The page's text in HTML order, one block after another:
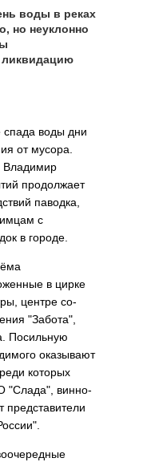
воды в реках
но неуклонно
ликвидацию
воды дни
от мусора.
Владимир
продолжает
паводка,
с
в городе.
в цирке
центре со­
"Забота",
Посильную
ока­зывают
которых
"Слада", винно-
представители